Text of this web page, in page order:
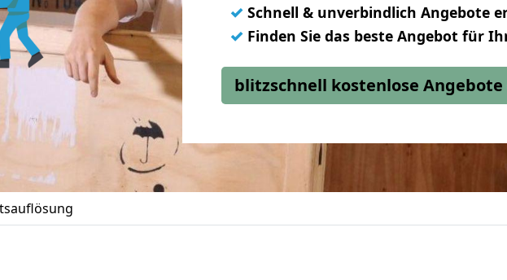
✓ Schnell & unverbindlich Angebote
✓ Finden Sie das beste Angebot für
blitzschnell kostenlose